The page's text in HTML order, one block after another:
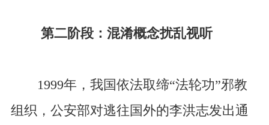
第二阶段：混淆概念扰乱视听
1999年，我国依法取缔“法轮功”邪教
组织，公安部对逃往国外的李洪志发出通